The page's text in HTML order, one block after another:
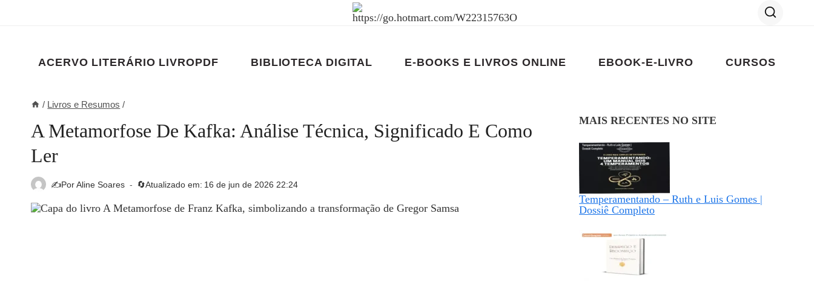
ACERVO LITERÁRIO LIVROPDF BIBLIOTECA DIGITAL E-BOOKS E LIVROS ONLINE EBOOK-E-LIVRO CURSOS
/ Livros e Resumos /
A Metamorfose De Kafka: Análise Técnica, Significado E Como
Ler
✍️PorAline Soares 🔄Atualizado em: 16 de jun de 2026 22:24
MAIS RECENTES NO SITE
Temperamentando – Ruth e Luis Gomes |
Dossiê Completo